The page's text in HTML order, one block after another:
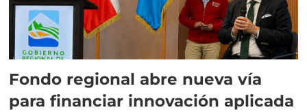
Fondo regional abre nueva vía
para financiar innovación aplicada